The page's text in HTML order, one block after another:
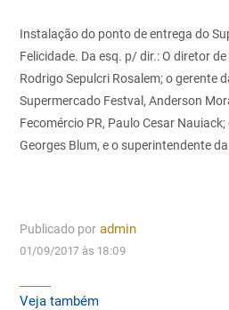
Instalação do ponto de entrega do
Felicidade. Da esq. p/ dir.: O diretor
Rodrigo Sepulcri Rosalem; o gerente
Supermercado Festval, Anderson
Fecomércio PR, Paulo Cesar
Georges Blum, e o superintendente
Publicado por admin
01/09/2017 às 18:09
Veja também